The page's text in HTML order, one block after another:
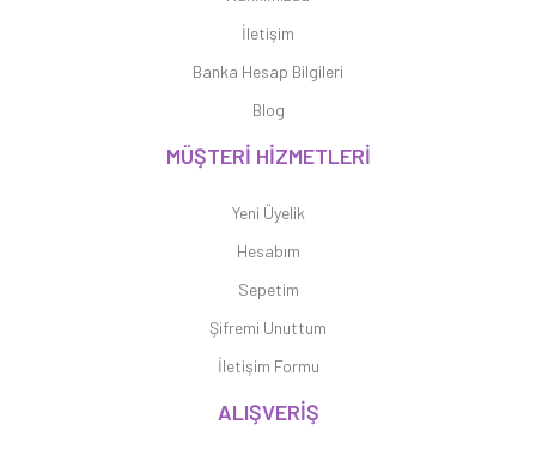
İletişim
Banka Hesap Bilgileri
Blog
MÜŞTERİ HİZMETLERİ
Yeni Üyelik
Hesabım
Sepetim
Şifremi Unuttum
İletişim Formu
ALIŞVERİŞ